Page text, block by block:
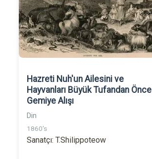
Hazreti Nuh'un Ailesini ve
Hayvanları Büyük Tufandan Önce
Gemiye Alışı
Din
1860's
Sanatçı: T.Shilippoteow